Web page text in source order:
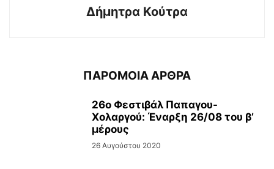
Δήμητρα Κούτρα
ΠΑΡΟΜΟΙΑ ΑΡΘΡΑ
26ο Φεστιβάλ Παπαγου-
Χολαργού: Έναρξη 26/08 του β’
μέρους
26 Αυγούστου 2020